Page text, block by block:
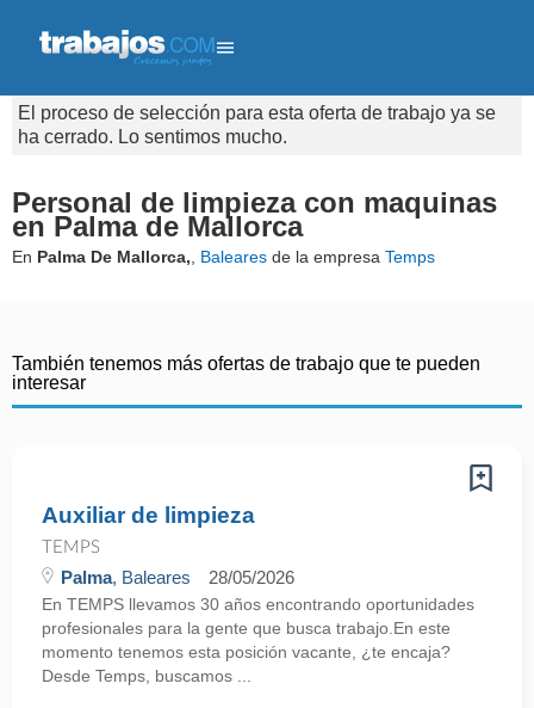
El proceso de selección para esta oferta de trabajo ya se
ha cerrado. Lo sentimos mucho.
Personal de limpieza con maquinas
en Palma de Mallorca
En Palma De Mallorca, Baleares de la empresa Temps
También tenemos más ofertas de trabajo que te pueden
interesar
Auxiliar de limpieza
TEMPS
Palma, Baleares 28/05/2026
En TEMPS llevamos 30 años encontrando oportunidades
profesionales para la gente que busca trabajo.En este
momento tenemos esta posición vacante, ¿te encaja?
Desde Temps, buscamos ...